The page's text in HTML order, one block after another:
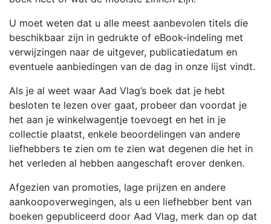
U moet weten dat u alle meest aanbevolen titels die
beschikbaar zijn in gedrukte of eBook-indeling met
verwijzingen naar de uitgever, publicatiedatum en
eventuele aanbiedingen van de dag in onze lijst vindt.
Als je al weet waar Aad Vlag’s boek dat je hebt
besloten te lezen over gaat, probeer dan voordat je
het aan je winkelwagentje toevoegt en het in je
collectie plaatst, enkele beoordelingen van andere
liefhebbers te zien om te zien wat degenen die het in
het verleden al hebben aangeschaft erover denken.
Afgezien van promoties, lage prijzen en andere
aankoopoverwegingen, als u een liefhebber bent van
boeken gepubliceerd door Aad Vlag, merk dan op dat